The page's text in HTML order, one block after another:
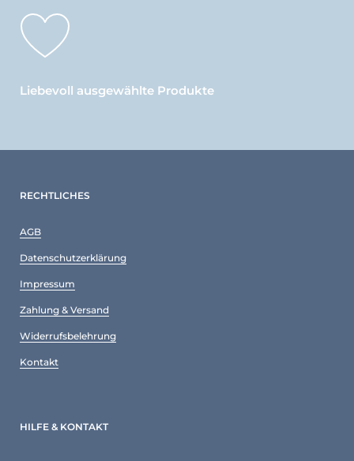
Liebevoll ausgewählte Produkte
RECHTLICHES
AGB
Datenschutzerklärung
Impressum
Zahlung & Versand
Widerrufsbelehrung
Kontakt
HILFE & KONTAKT